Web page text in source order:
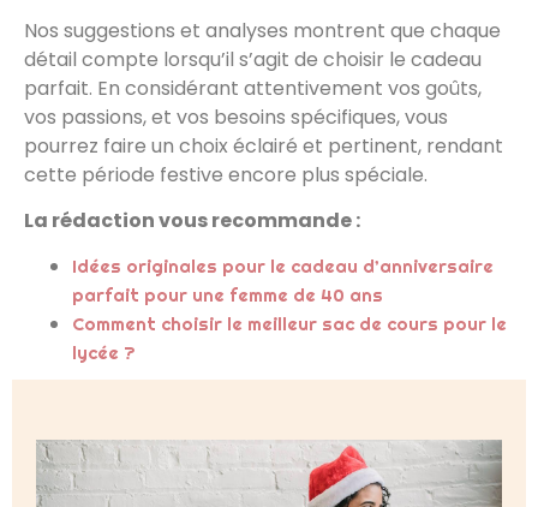
Nos suggestions et analyses montrent que chaque
détail compte lorsqu’il s’agit de choisir le cadeau
parfait. En considérant attentivement vos goûts,
vos passions, et vos besoins spécifiques, vous
pourrez faire un choix éclairé et pertinent, rendant
cette période festive encore plus spéciale.
La rédaction vous recommande :
Idées originales pour le cadeau d’anniversaire
parfait pour une femme de 40 ans
Comment choisir le meilleur sac de cours pour le
lycée ?